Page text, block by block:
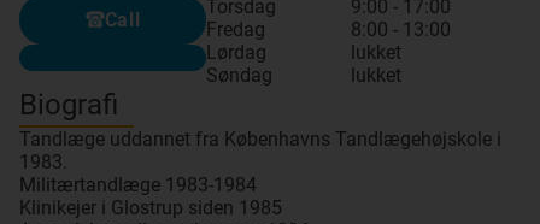
Call
Torsdag
9:00 - 17:00
Fredag
8:00 - 13:00
Lørdag
lukket
Søndag
lukket
Biografi
Tandlæge uddannet fra Københavns Tandlægehøjskole i
1983.
Militærtandlæge 1983-1984
Klinikejer i Glostrup siden 1985